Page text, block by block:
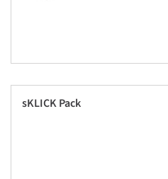
sKLICK Pack